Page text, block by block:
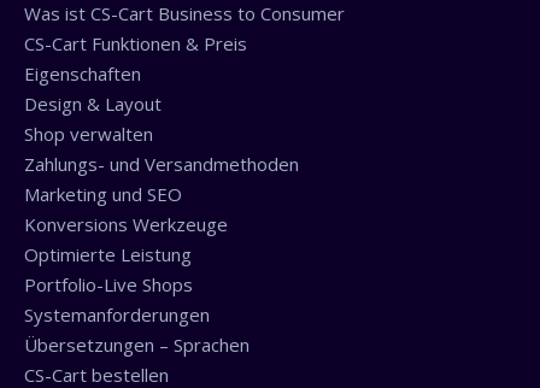
Was ist CS-Cart Business to Consumer
CS-Cart Funktionen & Preis
Eigenschaften
Design & Layout
Shop verwalten
Zahlungs- und Versandmethoden
Marketing und SEO
Konversions Werkzeuge
Optimierte Leistung
Portfolio-Live Shops
Systemanforderungen
Übersetzungen – Sprachen
CS-Cart bestellen